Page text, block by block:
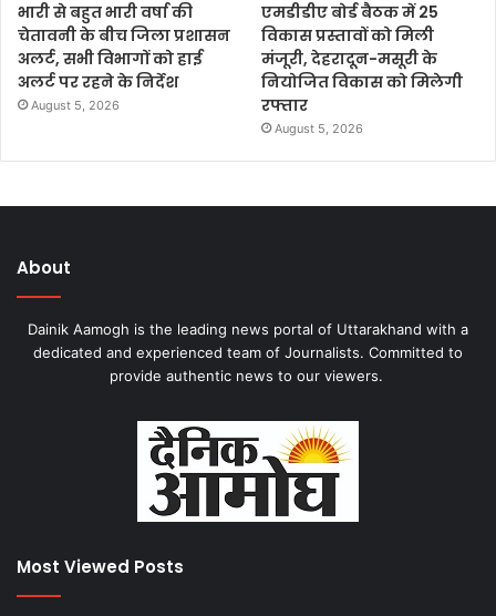
भारी से बहुत भारी वर्षा की
चेतावनी के बीच जिला प्रशासन
अलर्ट, सभी विभागों को हाई
अलर्ट पर रहने के निर्देश
August 5, 2026
एमडीडीए बोर्ड बैठक में 25
विकास प्रस्तावों को मिली
मंजूरी, देहरादून-मसूरी के
नियोजित विकास को मिलेगी
रफ्तार
August 5, 2026
About
Dainik Aamogh is the leading news portal of Uttarakhand with a
dedicated and experienced team of Journalists. Committed to
provide authentic news to our viewers.
Most Viewed Posts